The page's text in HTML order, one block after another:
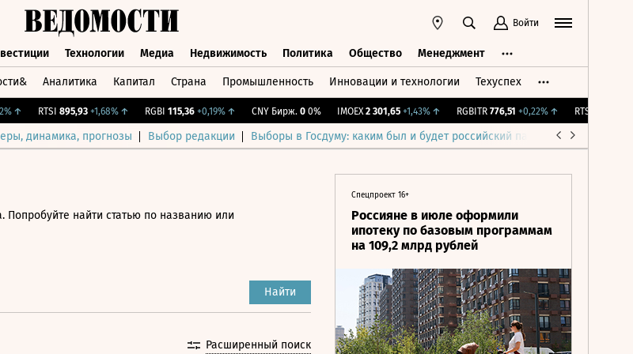
Войти
Технологии Медиа Недвижимость Политика Общество Менеджмент
Аналитика Капитал Страна Промышленность Инновации и технологии Техуспех
RTSI 895,93 +1,68%↑ RGBI 115,36 +0,19%↑ CNY Бирж. 0 0% IMOEX 2 301,65 +1,43%↑ RGBITR 776,51 +0,22%↑ RTSI 895,93
динамика, прогнозы Выбор редакции Выборы в Госдуму: каким был и будет российский парламент
Попробуйте найти статью по названию или
Найти
Расширенный поиск
Спецпроект 16+
Россияне в июле оформили
ипотеку по базовым программам
на 109,2 млрд рублей